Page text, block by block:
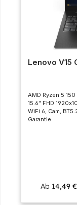
Lenovo V15
AMD Ryzen 5
15.6" FHD
WiFi 6, Cam,
Garantie
Ab 14,49